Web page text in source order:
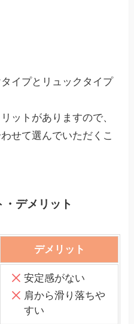
イプとリュックタイプ
ットがありますので、
せて選んでいただくこ
デメリット
デメリット
安定感がない
肩から滑り落ちや
すい